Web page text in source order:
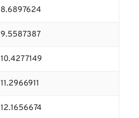
8.6897624
9.5587387
10.4277149
11.2966911
12.1656674